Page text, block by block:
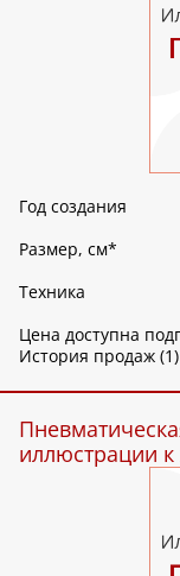
Год создания
Размер, см*
Техника
Цена доступна
История продаж (1)
иллюстрации к